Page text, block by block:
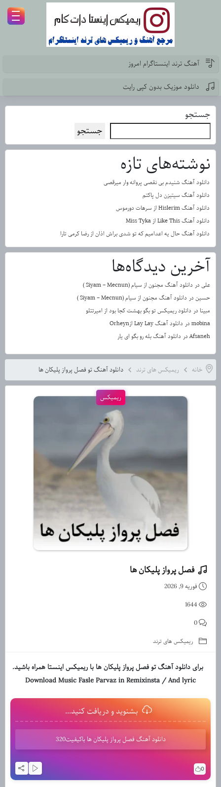
آهنگ ترند اینستاگرام امروز
دانلود موزیک بدون کپی رایت
جستجو
جستجو
نوشته‌های تازه
دانلود آهنگ شنیدم بی نقصی پروانه وار میرقصی
دانلود آهنگ سیتیزن دل پاکتم
دانلود آهنگ Hislerim از سرهات دورموس
دانلود آهنگ Like This از Miss Tyka
دانلود آهنگ حال یه اعدامیم که تو شدی براش اذان از رضا کرمی تارا
آخرین دیدگاه‌ها
علی در دانلود آهنگ مجنون از سیام (Siyam – Mecnun )
حسین در دانلود آهنگ مجنون از سیام (Siyam – Mecnun )
مبینا در دانلود ریمیکس تو بگو بهشت کجا بود از امیرتتلو
mobina در دانلود آهنگ Lay Lay ازOrheyn
Afsaneh در دانلود آهنگ بله رو بگو ای یار
خانه ریمیکس های ترند دانلود آهنگ تو فصل پرواز پلیکان ها
ریمیکس
دانلود آهنگ تو فصل پرواز
فصل پرواز پلیکان ها
فوریه 9, 2026
1644
0
ریمیکس های ترند
برای دانلود آهنگ تو فصل پرواز پلیکان ها با ریمیکس اینستا همراه باشید.
Download Music Fasle Parvaz in Remixinsta / And lyric
بشنوید و دریافت کنید...
دانلود آهنگ فصل پرواز پلیکان ها باکیفیت320
0